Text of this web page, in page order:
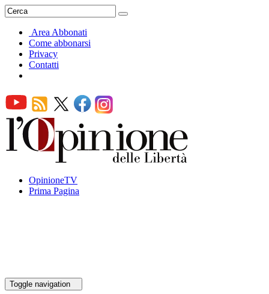
Area Abbonati
Come abbonarsi
Privacy
Contatti
OpinioneTV
Prima Pagina
Toggle navigation